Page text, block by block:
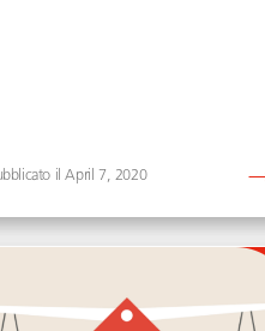
April 7, 2020